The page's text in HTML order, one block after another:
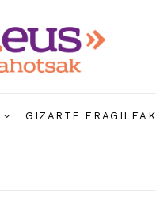
GIZARTE ERAGILEAK